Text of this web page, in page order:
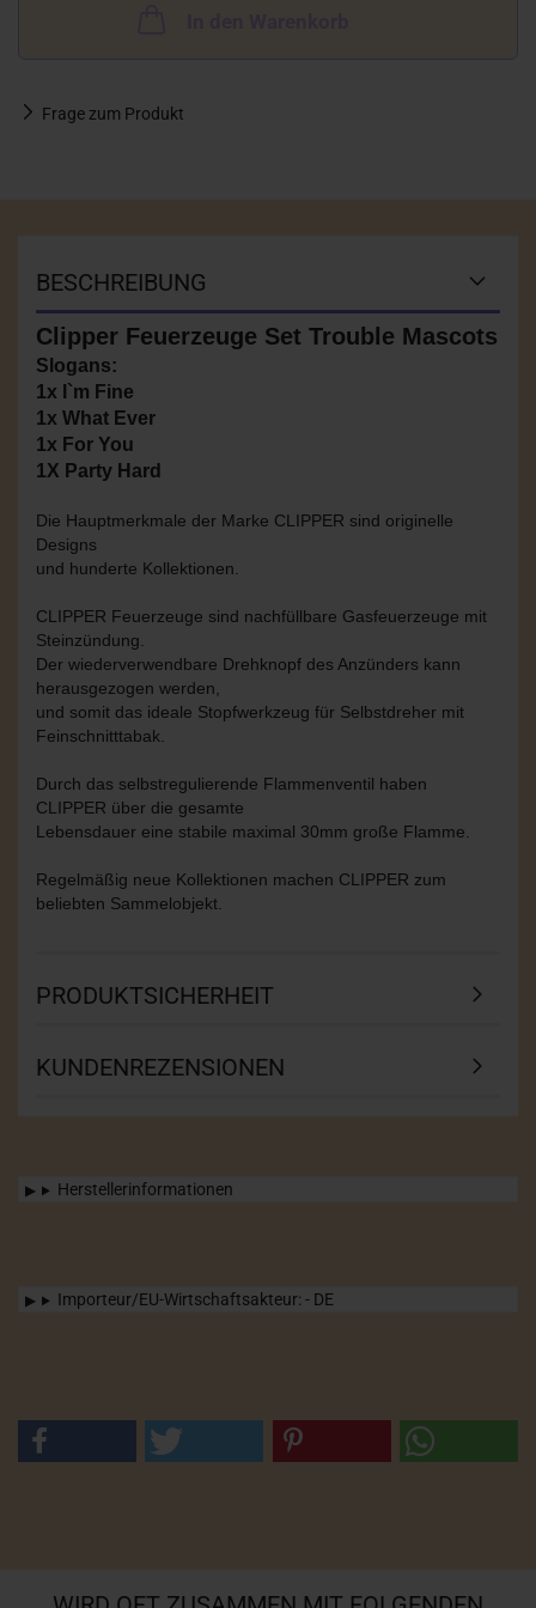
Frage zum Produkt
BESCHREIBUNG
Clipper Feuerzeuge Set Trouble Mascots
Slogans:
1x I`m Fine
1x What Ever
1x For You
1X Party Hard
Die Hauptmerkmale der Marke CLIPPER sind originelle
Designs
und hunderte Kollektionen.
CLIPPER Feuerzeuge sind nachfüllbare Gasfeuerzeuge mit
Steinzündung.
Der wiederverwendbare Drehknopf des Anzünders kann
herausgezogen werden,
und somit das ideale Stopfwerkzeug für Selbstdreher mit
Feinschnitttabak.
Durch das selbstregulierende Flammenventil haben
CLIPPER über die gesamte
Lebensdauer eine stabile maximal 30mm große Flamme.
Regelmäßig neue Kollektionen machen CLIPPER zum
beliebten Sammelobjekt.
PRODUKTSICHERHEIT
KUNDENREZENSIONEN
Herstellerinformationen
Importeur/EU-Wirtschaftsakteur: - DE